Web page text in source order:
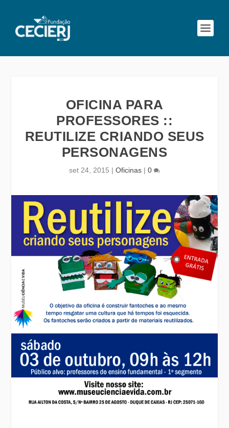
OFICINA PARA
PROFESSORES ::
REUTILIZE CRIANDO SEUS
PERSONAGENS
set 24, 2015 | Oficinas | 0